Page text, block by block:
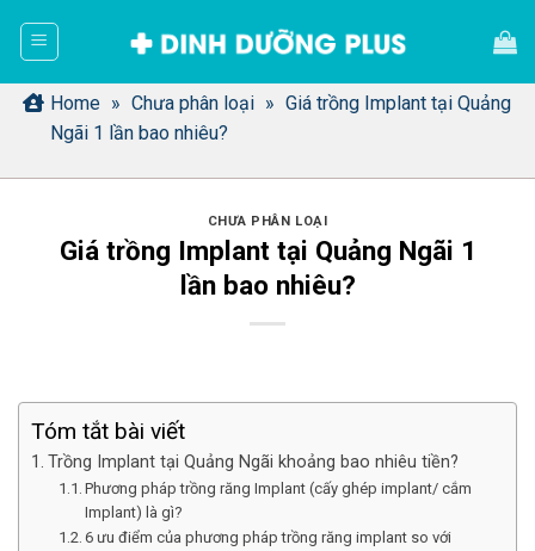
dung Home » Chưa phân loại » Giá trồng Implant tại Quảng
Ngãi 1 lần bao nhiêu?
CHƯA PHÂN LOẠI
Giá trồng Implant tại Quảng Ngãi 1
lần bao nhiêu?
Tóm tắt bài viết
Trồng Implant tại Quảng Ngãi khoảng bao nhiêu tiền?
Phương pháp trồng răng Implant (cấy ghép implant/ cắm
Implant) là gì?
6 ưu điểm của phương pháp trồng răng implant so với